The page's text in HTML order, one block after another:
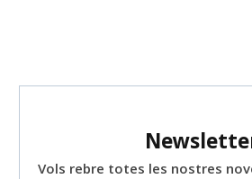
Vols rebre totes les nostres